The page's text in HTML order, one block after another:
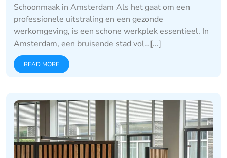
Schoonmaak in Amsterdam Als het gaat om een
professionele uitstraling en een gezonde
werkomgeving, is een schone werkplek essentieel. In
Amsterdam, een bruisende stad vol…[...]
READ MORE